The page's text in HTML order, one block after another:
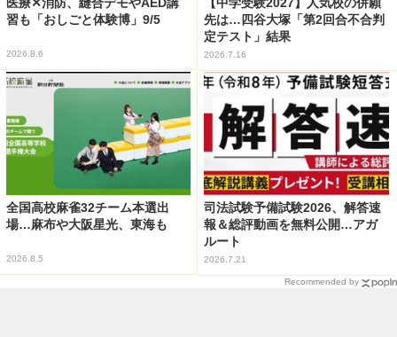
習も「おしごと体験博」9/5
2026.8.6
【中学受験2027】人気校の併願
先は…四谷大塚「第2回合不合判
定テスト」結果
2026.7.16
全国高校麻雀32チーム本選出
場…麻布や大阪星光、東海も
2026.8.5
司法試験予備試験2026、解答速
報＆総評動画を無料公開…アガ
ルート
2026.7.21
Recommended by